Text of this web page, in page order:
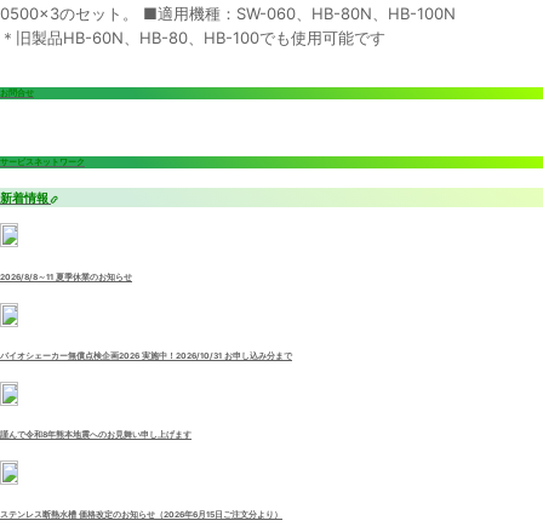
0500×3のセット。 ■適用機種：SW-060、HB-80N、HB-100N
＊旧製品HB-60N、HB-80、HB-100でも使用可能です
お問合せ
サービスネットワーク
新着情報
2026/8/8～11 夏季休業のお知らせ
バイオシェーカー無償点検企画2026 実施中！2026/10/31 お申し込み分まで
謹んで令和8年熊本地震へのお見舞い申し上げます
ステンレス断熱水槽 価格改定のお知らせ（2026年6月15日ご注文分より）